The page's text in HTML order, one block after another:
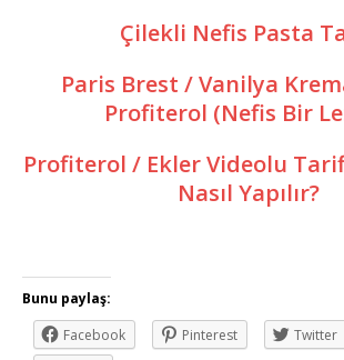
Çilekli Nefis Pasta
Paris Brest / Vanilya
Profiterol (Nefis Bir
Profiterol / Ekler Videolu
Nasıl Yapılır?
Bunu paylaş:
Facebook
Pinterest Twitter